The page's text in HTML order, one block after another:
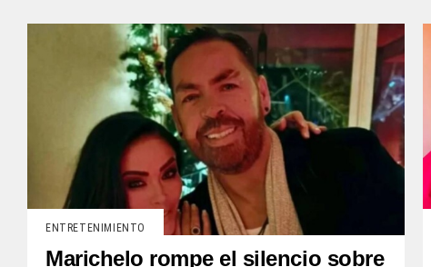
ENTRETENIMIENTO
Marichelo rompe el silencio sobre